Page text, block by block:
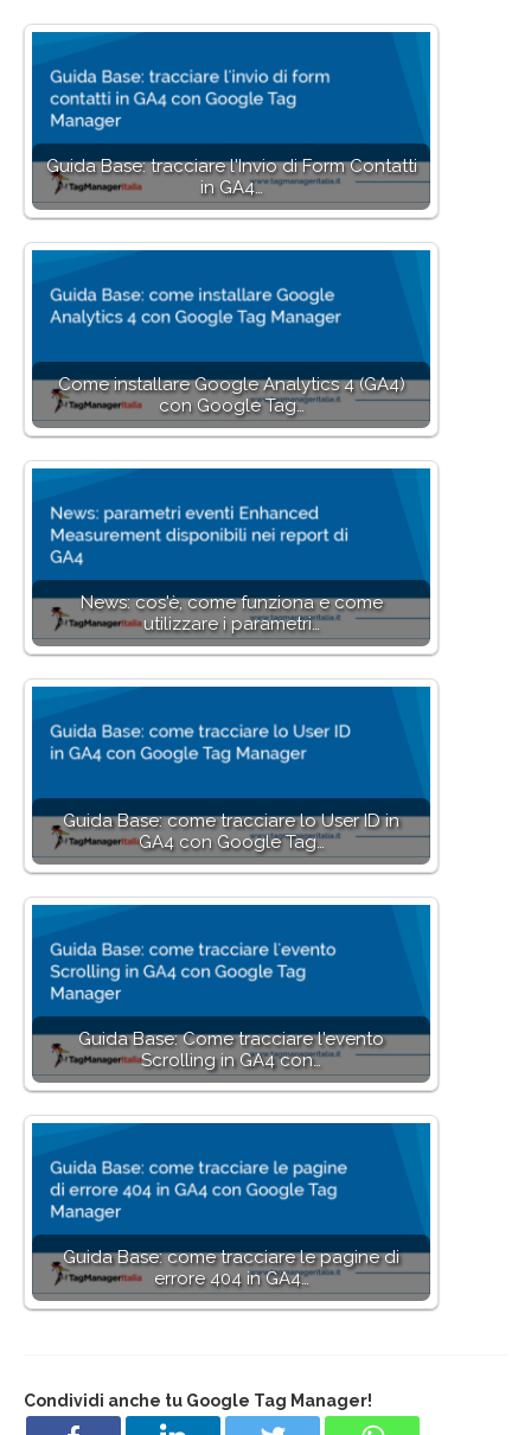
Guida Base: tracciare l'Invio di Form Contatti
in GA4…
Come installare Google Analytics 4 (GA4)
con Google Tag…
News: cos'è, come funziona e come
utilizzare i parametri…
Guida Base: come tracciare lo User ID in
GA4 con Google Tag…
Guida Base: Come tracciare l'evento
Scrolling in GA4 con…
Guida Base: come tracciare le pagine di
errore 404 in GA4…
Condividi anche tu Google Tag Manager!